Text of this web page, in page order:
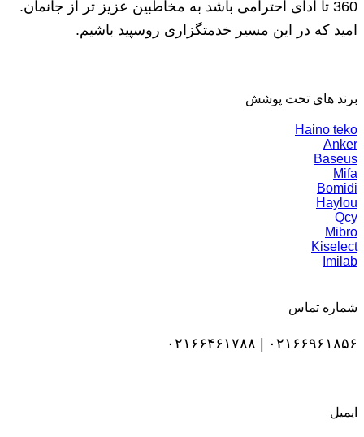
360 تا ادای احترامی باشد به مخاطبین عزیز تر از جانمان.
امید که در این مسیر خدمتگزاری روسپید باشیم.
برند های تحت پوشش
Haino teko
Anker
Baseus
Mifa
Bomidi
Haylou
Qcy
Mibro
Kiselect
Imilab
شماره تماس
۰۲۱۶۶۹۶۱۸۵۶ | ۰۲۱۶۶۴۶۱۷۸۸
ایمیل